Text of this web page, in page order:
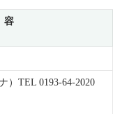
）TEL 0193-64-2020